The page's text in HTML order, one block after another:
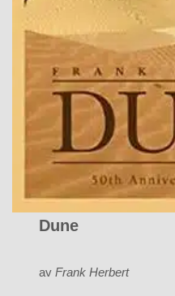
Dune
avFrank Herbert